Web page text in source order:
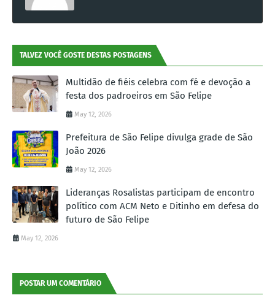
TALVEZ VOCÊ GOSTE DESTAS POSTAGENS
Multidão de fiéis celebra com fé e devoção a
festa dos padroeiros em São Felipe
May 12, 2026
Prefeitura de São Felipe divulga grade de São
João 2026
May 12, 2026
Lideranças Rosalistas participam de encontro
político com ACM Neto e Ditinho em defesa do
futuro de São Felipe
May 12, 2026
POSTAR UM COMENTÁRIO